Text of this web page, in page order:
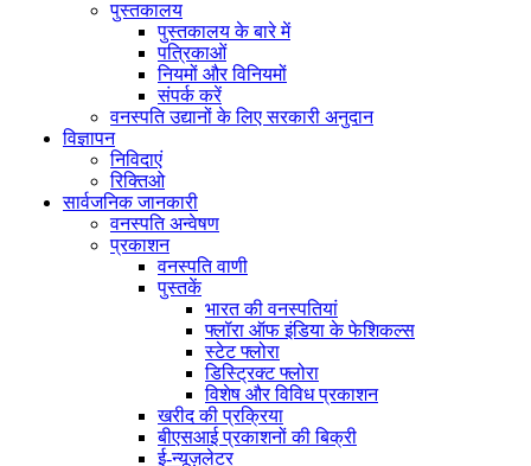
पुस्तकालय
पुस्तकालय के बारे में
पत्रिकाओं
नियमों और विनियमों
संपर्क करें
वनस्पति उद्यानों के लिए सरकारी अनुदान
विज्ञापन
निविदाएं
रिक्तिओ
सार्वजनिक जानकारी
वनस्पति अन्वेषण
प्रकाशन
वनस्पति वाणी
पुस्तकें
भारत की वनस्पतियां
फ्लॉरा ऑफ इंडिया के फेशिकल्स
स्टेट फ्लोरा
डिस्ट्रिक्ट फ्लोरा
विशेष और विविध प्रकाशन
खरीद की प्रक्रिया
बीएसआई प्रकाशनों की बिक्री
ई-न्यूज़लेटर